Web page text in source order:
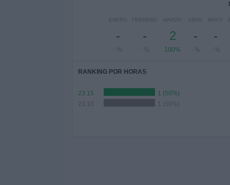
ENERO
-
- %
FEBRERO
-
- %
MARZO
2
100%
ABRIL
-
- %
MAYO
-
- %
RANKING POR HORAS
23:15
1 (50%)
23:10
1 (50%)